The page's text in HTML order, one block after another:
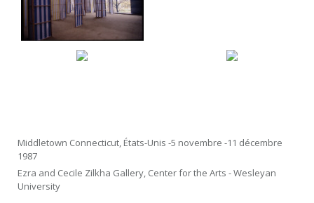
Middletown Connecticut, États-Unis -5 novembre -11 décembre
1987
Ezra and Cecile Zilkha Gallery, Center for the Arts - Wesleyan
University